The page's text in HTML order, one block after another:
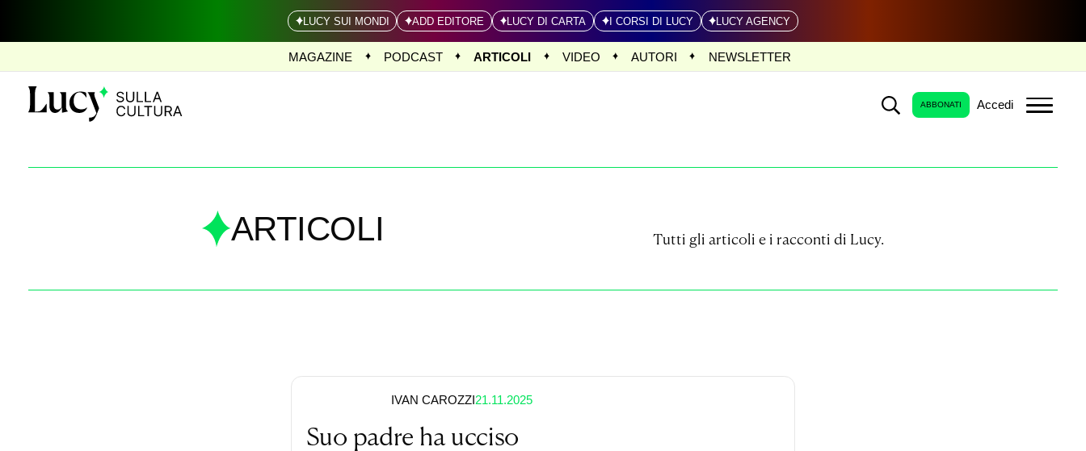
LUCY SUI MONDI ADD EDITORE LUCY DI CARTA I CORSI DI LUCY LUCY AGENCY
MAGAZINE PODCAST ARTICOLI VIDEO AUTORI NEWSLETTER
ABBONATI Accedi
ARTICOLI Tutti gli articoli e i racconti di Lucy.
IVAN CAROZZI21.11.2025
Suo padre ha ucciso